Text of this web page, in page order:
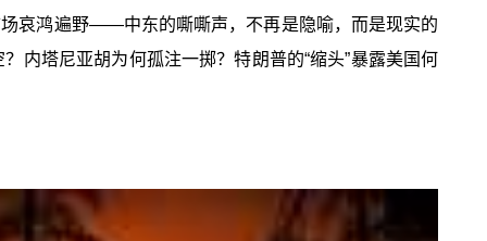
哀鸿遍野——中东的嘶嘶声，不再是隐喻，而是现实的
内塔尼亚胡为何孤注一掷？特朗普的“缩头”暴露美国何